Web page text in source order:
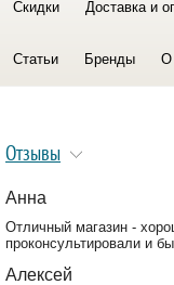
Скидки Доставка и
Статьи Бренды О
Отзывы
Анна
Отличный магазин -
проконсультировали и
Алексей